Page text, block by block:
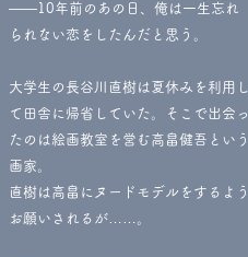
――10年前のあの日、俺は一生忘れ
られない恋をしたんだと思う。
大学生の長谷川直樹は夏休みを利用し
て田舎に帰省していた。そこで出会っ
たのは絵画教室を営む高畠健吾という
画家。
直樹は高畠にヌードモデルをするよう
お願いされるが……。